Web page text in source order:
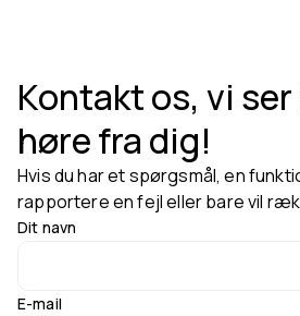
Kontakt os, vi
høre fra dig!
Hvis du har et spørgsmål, en
rapportere en fejl eller bare vil
Dit navn
E-mail